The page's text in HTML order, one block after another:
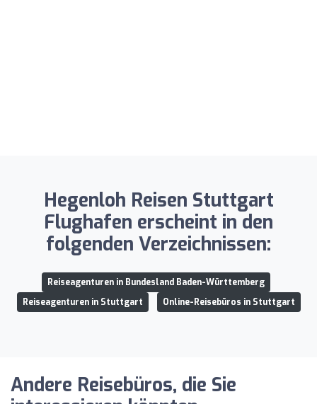
Hegenloh Reisen Stuttgart
Flughafen erscheint in den
folgenden Verzeichnissen:
Reiseagenturen in Bundesland Baden-Württemberg
Reiseagenturen in Stuttgart
Online-Reisebüros in Stuttgart
Andere Reisebüros, die Sie